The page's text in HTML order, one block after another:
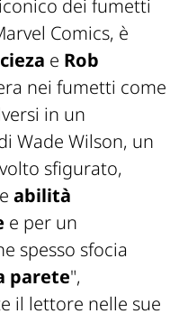
dei fumetti
Comics, è
e Rob
nei fumetti come
in un
Wade Wilson, un
sfigurato,
abilità
e per un
spesso sfocia
parete",
il lettore nelle sue